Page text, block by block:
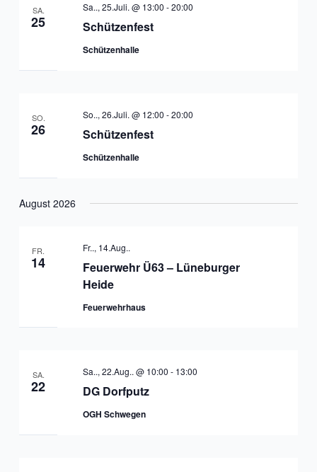
SA.
25 Schützenfest
Sa.., 25.Juli. @ 13:00 -20:00
Schützenhalle
SO.
26 Schützenfest
So.., 26.Juli. @ 12:00 -20:00
Schützenhalle
August 2026
FR.
14
Feuerwehr Ü63 – Lüneburger
Heide
Fr.., 14.Aug..
Feuerwehrhaus
SA.
22 DG Dorfputz
Sa.., 22.Aug.. @ 10:00 - 13:00
OGH Schwegen